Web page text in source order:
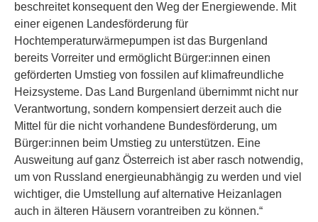
beschreitet konsequent den Weg der Energiewende. Mit
einer eigenen Landesförderung für
Hochtemperaturwärmepumpen ist das Burgenland
bereits Vorreiter und ermöglicht Bürger:innen einen
geförderten Umstieg von fossilen auf klimafreundliche
Heizsysteme. Das Land Burgenland übernimmt nicht nur
Verantwortung, sondern kompensiert derzeit auch die
Mittel für die nicht vorhandene Bundesförderung, um
Bürger:innen beim Umstieg zu unterstützen. Eine
Ausweitung auf ganz Österreich ist aber rasch notwendig,
um von Russland energieunabhängig zu werden und viel
wichtiger, die Umstellung auf alternative Heizanlagen
auch in älteren Häusern vorantreiben zu können.“